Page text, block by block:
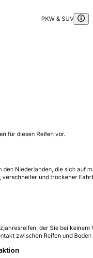
PKW & SUV
für diesen Reifen vor.
Niederlanden, die sich auf
und trockener
der Sie bei
zwischen Reifen und